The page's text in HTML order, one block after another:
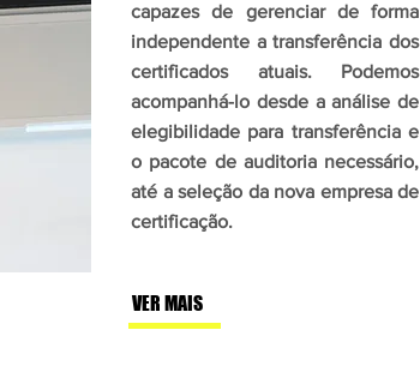
capazes de gerenciar de forma
independente a transferência dos
certificados atuais. Podemos
acompanhá-lo desde a análise de
elegibilidade para transferência e
o pacote de auditoria necessário,
até a seleção da nova empresa de
certificação.
VER MAIS